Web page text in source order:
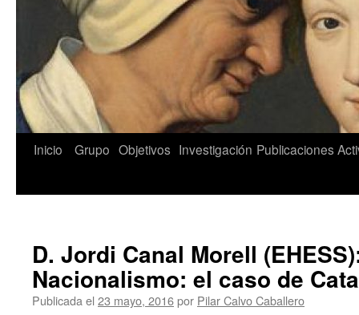
Inicio Grupo Objetivos Investigación Publicaciones
D. Jordi Canal Morell
Nacionalismo: el caso de
Publicada el 23 mayo, 2016por Pilar Calvo Caballero